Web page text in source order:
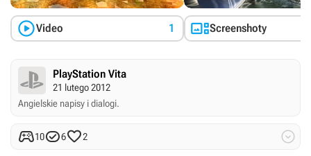
Video 1 Screenshoty
PlayStation Vita
21 lutego 2012
Angielskie napisy i dialogi.
1062 